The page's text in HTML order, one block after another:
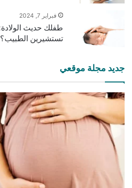
فبراير 7, 2024
تستشيرين الطبيب؟
جديد مجلة موقعي